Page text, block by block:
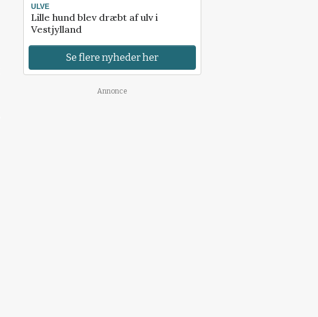
ULVE
Lille hund blev dræbt af ulv i
Vestjylland
Se flere nyheder her
Annonce